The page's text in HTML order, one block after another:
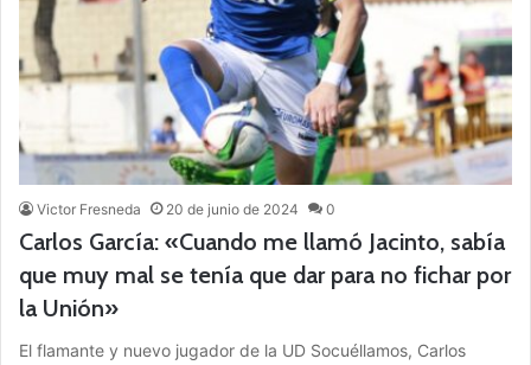
Victor Fresneda 20 de junio de 2024 0
Carlos García: «Cuando me llamó Jacinto, sabía
que muy mal se tenía que dar para no fichar por
la Unión»
El flamante y nuevo jugador de la UD Socuéllamos, Carlos